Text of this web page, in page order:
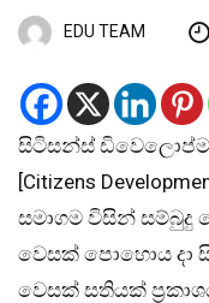
EDU TEAM
සිටිසන්ස්
[Citizens
සමාගම විසින් සම්බුදු
වෙසක් පොහොය දා
වෙසක් සතියක්